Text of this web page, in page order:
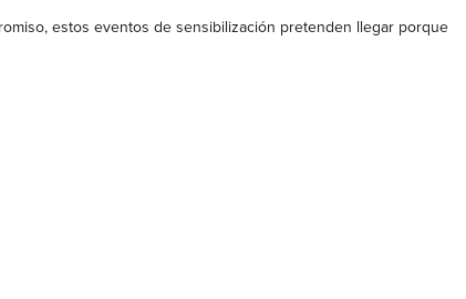
estos eventos de sensibilización pretenden llegar porque